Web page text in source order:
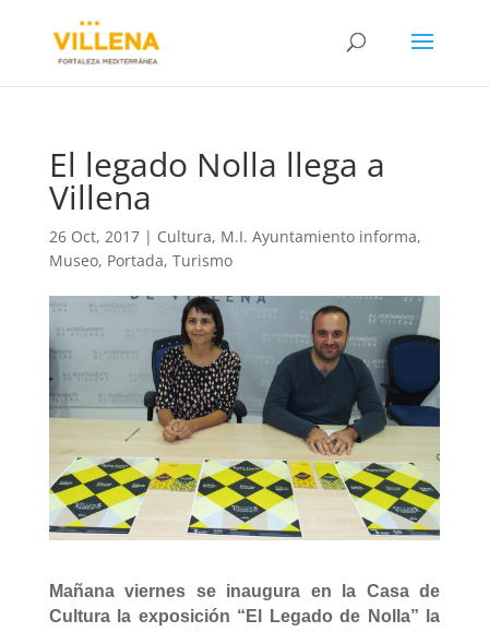
El legado Nolla llega a
Villena
26 Oct, 2017| Cultura, M.I. Ayuntamiento informa,
Museo, Portada, Turismo
Mañana viernes se inaugura en la Casa de
Cultura la exposición “El Legado de Nolla” la